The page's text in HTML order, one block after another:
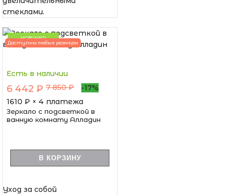
стеклами.
НОВИНКА
Доступны любые размеры
Есть в наличии
6 442 ₽ 7 850 ₽
-17%
1610 ₽ × 4 платежа
Зеркало с подсветкой в
ванную комнату Алладин
В КОРЗИНУ
Уход за собой